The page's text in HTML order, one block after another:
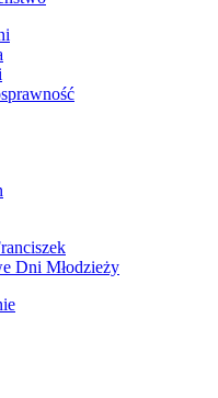
Dni Młodzieży